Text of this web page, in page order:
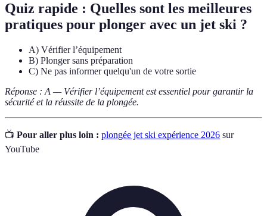
Quiz rapide : Quelles sont les meilleures
pratiques pour plonger avec un jet ski ?
A) Vérifier l’équipement
B) Plonger sans préparation
C) Ne pas informer quelqu'un de votre sortie
Réponse : A — Vérifier l’équipement est essentiel pour garantir la
sécurité et la réussite de la plongée.
📺 Pour aller plus loin : plongée jet ski expérience 2026 sur
YouTube